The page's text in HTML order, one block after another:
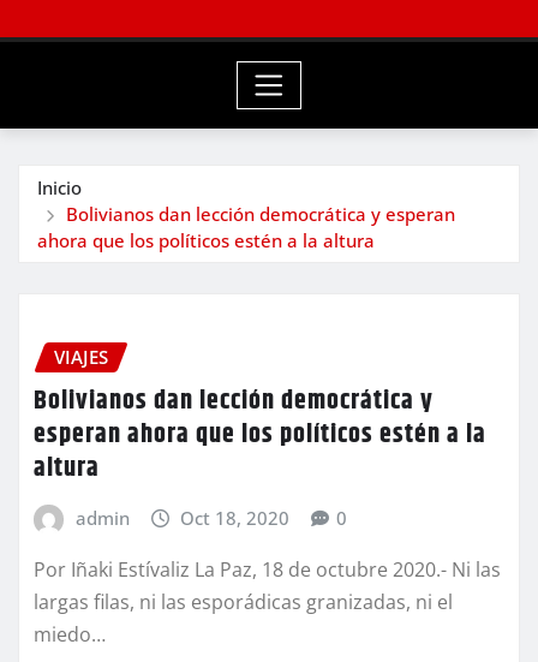
Inicio
Bolivianos dan lección democrática y esperan
ahora que los políticos estén a la altura
VIAJES
Bolivianos dan lección democrática y
esperan ahora que los políticos estén a la
altura
admin Oct 18, 2020 0
Por Iñaki Estívaliz La Paz, 18 de octubre 2020.- Ni las
largas filas, ni las esporádicas granizadas, ni el
miedo…